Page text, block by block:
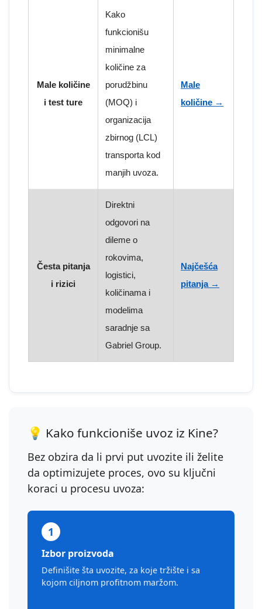
Male količine
i test ture
Kako
funkcionišu
minimalne
količine za
porudžbinu
(MOQ) i
organizacija
zbirnog (LCL)
transporta kod
manjih uvoza.
Male
količine →
Česta pitanja
i rizici
Direktni
odgovori na
dileme o
rokovima,
logistici,
količinama i
modelima
saradnje sa
Gabriel Group.
Najčešća
pitanja →
💡 Kako funkcioniše uvoz iz Kine?
Bez obzira da li prvi put uvozite ili želite
da optimizujete proces, ovo su ključni
koraci u procesu uvoza:
1
Izbor proizvoda
Definišite šta uvozite, za koje tržište i sa
kojom ciljnom profitnom maržom.